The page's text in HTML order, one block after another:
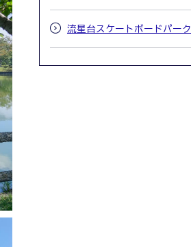
流星台スケートボードパーク